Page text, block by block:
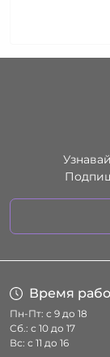
Время
Пн-Пт: с 9 до 18
Сб.: с 10 до 17
Вс: с 11 до 16